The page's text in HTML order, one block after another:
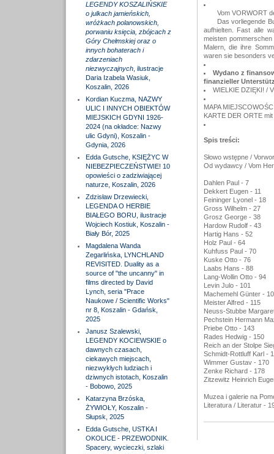
LEGENDY KOSZALIŃSKIE
o julkach jamieńskich,
wróżkach polanowskich,
porwaniu księcia, zbójcach z
Góry Chełmskiej oraz o
innych bohaterach i
zdarzeniach
niezwyczajnych, ilustracje
Daria Izabela Wasiuk,
Koszalin, 2026
Kordian Kuczma, NAZWY
ULIC I INNYCH OBIEKTÓW
MIEJSKICH GDYNI 1926-
2024 (na okładce: Nazwy
ulic Gdyni), Koszalin -
Gdynia, 2026
Edda Gutsche, KSIĘŻYC W
NIEBEZPIECZEŃSTWIE! 10
opowieści o zadziwiającej
naturze, Koszalin, 2026
Zdzisław Drzewiecki,
LEGENDA O HERBIE
BIAŁEGO BORU, ilustracje
Wojciech Kostiuk, Koszalin -
Biały Bór, 2025
Magdalena Wanda
Zegarlińska, LYNCHLAND
REVISITED. Duality as a
source of "the uncanny" in
films directed by David
Lynch, seria "Prace
Naukowe / Scientific Works"
nr 8, Koszalin - Gdańsk,
2025
Janusz Szalewski,
LEGENDY KOCIEWSKIE o
dawnych czasach,
ciekawych miejscach,
niezwykłych ludziach i
dziwnych istotach, Koszalin
- Bobowo, 2025
Katarzyna Brzóska,
ŻYWIOŁY, Koszalin -
Słupsk, 2025
Edda Gutsche, USTKA I
OKOLICE - PRZEWODNIK.
Spacery, wycieczki, szlaki
Vom VORWORT
Das vorliegende
aufhielten. Fast alle
meisten
Malern, die ihre
waren sie besonders
Wydano z
finanzieller
WIELKIE DZIĘKI! /
MAPA
KARTE DER ORTE
Spis treści:
Słowo wstępne /
Od wydawcy / Vom
Dahlen Paul - 7
Dekkert Eugen - 11
Feininger Lyonel - 18
Gross Wilhelm - 27
Grosz George - 38
Hardow Rudolf - 43
Hartig Hans - 52
Holz Paul - 64
Kuhfuss Paul - 70
Kuske Otto - 76
Laabs Hans - 88
Lang-Wollin Otto - 94
Levin Julo - 101
Machemehl Günter -
Meister Alfred - 115
Neuss-Stubbe
Pechstein Hermann
Priebe Otto - 143
Rades Hedwig - 150
Reich an der Stolpe
Schmidt-Rottluff Karl -
Wimmer Gustav - 170
Zenke Richard - 178
Zitzewitz Heinrich
Muzea i galerie na
Literatura / Literatur -